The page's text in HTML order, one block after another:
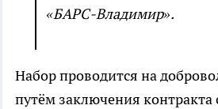
«БАРС-Владимир».
Набор проводится на
путём заключения